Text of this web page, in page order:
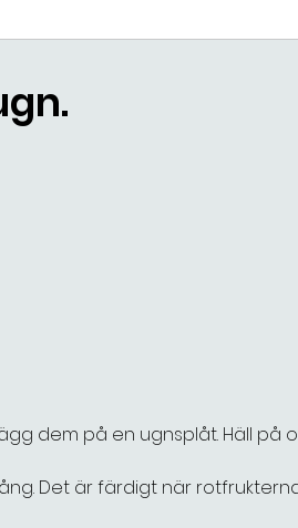
dem på en ugnsplåt. Häll på
Det är färdigt när